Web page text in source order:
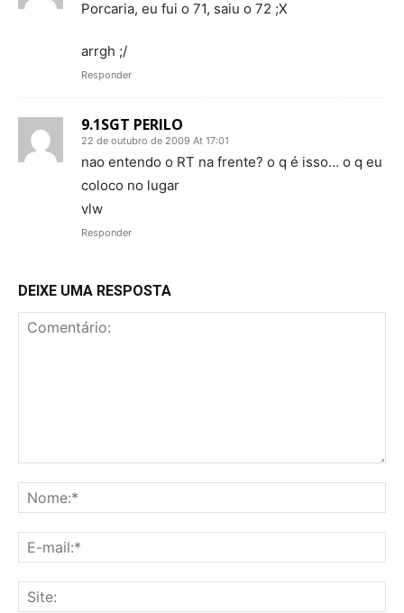
Porcaria, eu fui o 71, saiu o 72 ;X
arrgh ;/
Responder
9.1SGT PERILO
22 de outubro de 2009 At 17:01
nao entendo o RT na frente? o q é isso… o q eu
coloco no lugar
vlw
Responder
DEIXE UMA RESPOSTA